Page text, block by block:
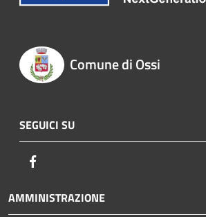
Comune di Ossi
SEGUICI SU
AMMINISTRAZIONE